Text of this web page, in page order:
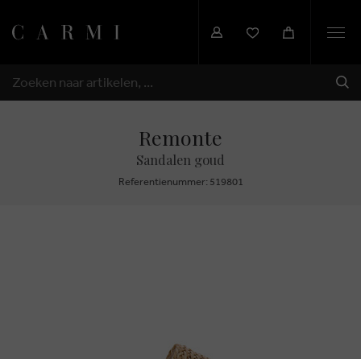
ZOEKEN
Remonte
Sandalen goud
Referentienummer: 519801